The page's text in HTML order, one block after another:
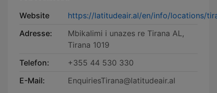
Website
https://latitudeair.al/en/info/locations/
Adresse:
Mbikalimi i unazes re Tirana AL,
Tirana 1019
Telefon:
+355 44 530 330
E-Mail:
EnquiriesTirana@latitudeair.al